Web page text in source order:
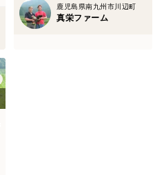
鹿児島県南九州市川辺町
真栄ファーム